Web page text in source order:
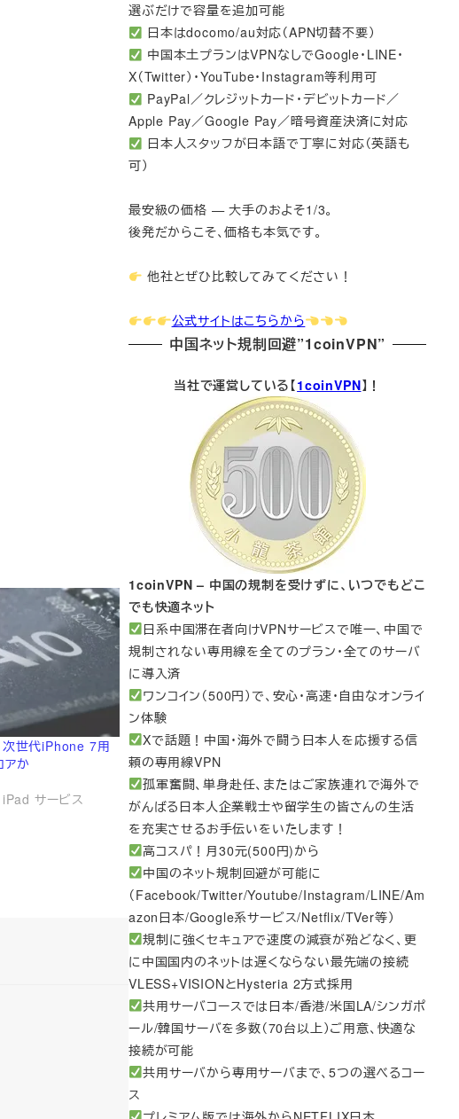
次世代iPhone 7用
アか
サービス
選ぶだけで容量を追加可能
日本はdocomo/au対応（APN切替不要）
中国本土プランはVPNなしでGoogle・LINE・
X（Twitter）・YouTube・Instagram等利用可
PayPal／クレジットカード・デビットカード／
Apple Pay／Google Pay／暗号資産決済に対応
日本人スタッフが日本語で丁寧に対応（英語も
可）
最安級の価格 — 大手のおよそ1/3。
後発だからこそ、価格も本気です。
他社とぜひ比較してみてください！
公式サイトはこちらから
中国ネット規制回避”1coinVPN”
当社で運営している【1coinVPN】！
1coinVPN – 中国の規制を受けずに、いつでもどこ
でも快適ネット
日系中国滞在者向けVPNサービスで唯一、中国で
規制されない専用線を全てのプラン・全てのサーバ
に導入済
ワンコイン（500円）で、安心・高速・自由なオンライ
ン体験
Xで話題！中国・海外で闘う日本人を応援する信
頼の専用線VPN
孤軍奮闘、単身赴任、またはご家族連れで海外で
がんばる日本人企業戦士や留学生の皆さんの生活
を充実させるお手伝いをいたします！
高コスパ！月30元(500円)から
中国のネット規制回避が可能に
（Facebook/Twitter/Youtube/Instagram/LINE/Am
azon日本/Google系サービス/Netflix/TVer等）
規制に強くセキュアで速度の減衰が殆どなく、更
に中国国内のネットは遅くならない最先端の接続
VLESS+VISIONとHysteria 2方式採用
共用サーバコースでは日本/香港/米国LA/シンガポ
ール/韓国サーバを多数（70台以上）ご用意、快適な
接続が可能
共用サーバから専用サーバまで、5つの選べるコー
ス